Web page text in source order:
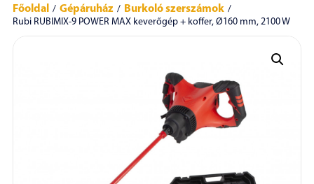
Főoldal / Gépáruház / Burkoló szerszámok /
Rubi RUBIMIX-9 POWER MAX keverőgép + koffer, Ø160 mm, 2100 W